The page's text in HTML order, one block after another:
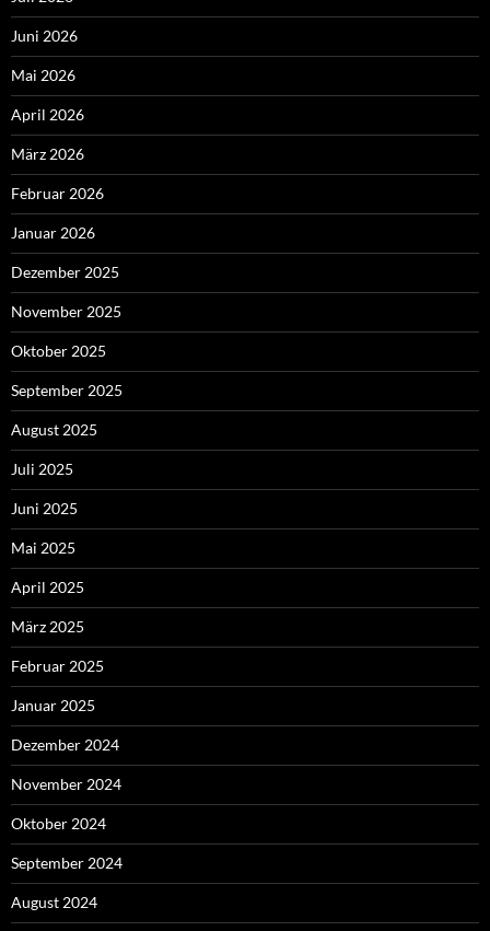
Juni 2026
Mai 2026
April 2026
März 2026
Februar 2026
Januar 2026
Dezember 2025
November 2025
Oktober 2025
September 2025
August 2025
Juli 2025
Juni 2025
Mai 2025
April 2025
März 2025
Februar 2025
Januar 2025
Dezember 2024
November 2024
Oktober 2024
September 2024
August 2024